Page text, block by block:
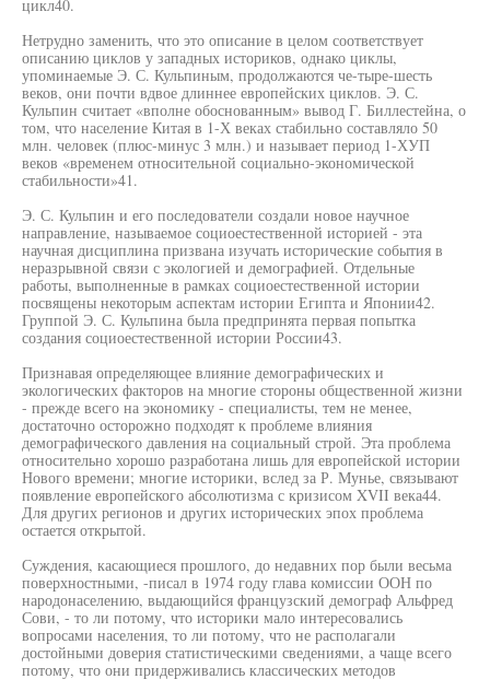
цикл40.
Нетрудно заменить, что это описание в целом соответствует
описанию циклов у западных историков, однако циклы,
упоминаемые Э. С. Кульпиным, продолжаются че-тыре-шесть
веков, они почти вдвое длиннее европейских циклов. Э. С.
Кульпин считает «вполне обоснованным» вывод Г. Биллестейна, о
том, что население Китая в 1-Х веках стабильно составляло 50
млн. человек (плюс-минус 3 млн.) и называет период 1-ХУП
веков «временем относительной социально-экономической
стабильности»41.
Э. С. Кульпин и его последователи создали новое научное
направление, называемое социоестественной историей - эта
научная дисциплина призвана изучать исторические события в
неразрывной связи с экологией и демографией. Отдельные
работы, выполненные в рамках социоестественной истории
посвящены некоторым аспектам истории Египта и Японии42.
Группой Э. С. Кульпина была предпринята первая попытка
создания социоестественной истории России43.
Признавая определяющее влияние демографических и
экологических факторов на многие стороны общественной жизни
- прежде всего на экономику - специалисты, тем не менее,
достаточно осторожно подходят к проблеме влияния
демографического давления на социальный строй. Эта проблема
относительно хорошо разработана лишь для европейской истории
Нового времени; многие историки, вслед за Р. Мунье, связывают
появление европейского абсолютизма с кризисом XVII века44.
Для других регионов и других исторических эпох проблема
остается открытой.
Суждения, касающиеся прошлого, до недавних пор были весьма
поверхностными, -писал в 1974 году глава комиссии ООН по
народонаселению, выдающийся французский демограф Альфред
Сови, - то ли потому, что историки мало интересовались
вопросами населения, то ли потому, что не располагали
достойными доверия статистическими сведениями, а чаще всего
потому, что они придерживались классических методов